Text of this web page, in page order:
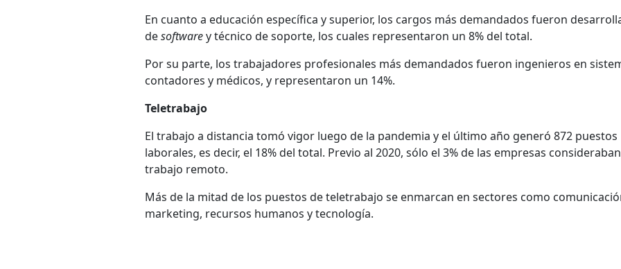
En cuanto a educación específica y superior, los cargos más demandados fueron
desoftwarey técnico de soporte, los cuales representaron un 8% del total.
Por su parte, los trabajadores profesionales más demandados fueron ingenieros en
contadores y médicos, y representaron un 14%.
Teletrabajo
El trabajo a distancia tomó vigor luego de la pandemia y el último año generó 872 puestos
laborales, es decir, el 18% del total. Previo al 2020, sólo el 3% de las empresas
trabajo remoto.
Más de la mitad de los puestos de teletrabajo se enmarcan en sectores como
marketing, recursos humanos y tecnología.